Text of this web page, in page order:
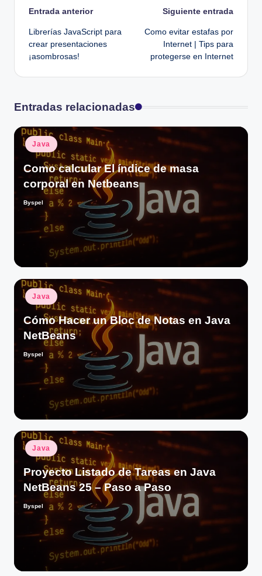
Navegación
de
entradas
Entrada anterior
Librerías JavaScript para
crear presentaciones
¡asombrosas!
Siguiente entrada
Como evitar estafas por
Internet | Tips para
protegerse en Internet
Entradas relacionadas
Publicado
en
Java
Como calcular El índice de masa
corporal en Netbeans
Publicado
por
Byspel
Publicado
en
Java
Cómo Hacer un Bloc de Notas en Java
NetBeans
Publicado
por
Byspel
Publicado
en
Java
Proyecto Listado de Tareas en Java
NetBeans 25 – Paso a Paso
Publicado
por
Byspel